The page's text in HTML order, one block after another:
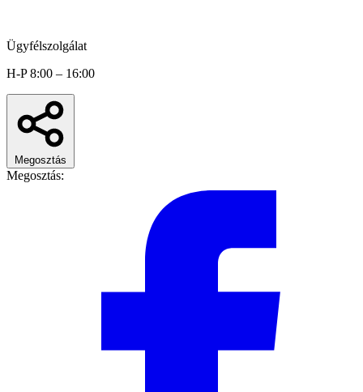
Ügyfélszolgálat
H-P 8:00 – 16:00
Megosztás
Megosztás: